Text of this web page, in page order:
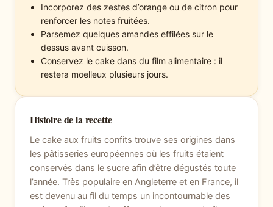
Incorporez des zestes d’orange ou de citron pour
renforcer les notes fruitées.
Parsemez quelques amandes effilées sur le
dessus avant cuisson.
Conservez le cake dans du film alimentaire : il
restera moelleux plusieurs jours.
Histoire de la recette
Le cake aux fruits confits trouve ses origines dans
les pâtisseries européennes où les fruits étaient
conservés dans le sucre afin d’être dégustés toute
l’année. Très populaire en Angleterre et en France, il
est devenu au fil du temps un incontournable des